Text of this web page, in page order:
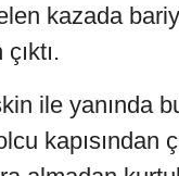
kazada
ile yanında
kapısından